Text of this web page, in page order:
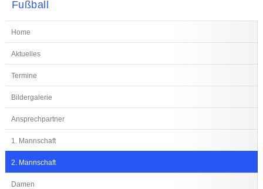
Fußball
Home
Aktuelles
Termine
Bildergalerie
Ansprechpartner
1. Mannschaft
2. Mannschaft
Damen